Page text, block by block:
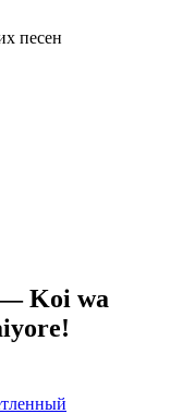
песен
Koi wa